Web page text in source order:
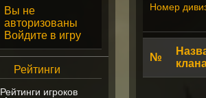
Вы не
авторизованы
Войдите в игру
Рейтинги
Рейтинги игроков
Номер
№